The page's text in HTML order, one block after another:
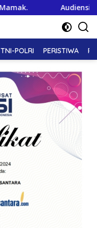
Audiensi dengan Mensos
TNI-POLRI PERISTIWA